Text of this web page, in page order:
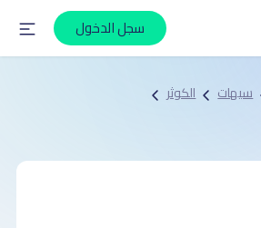
سجل الدخول
سيهات
الكوثر